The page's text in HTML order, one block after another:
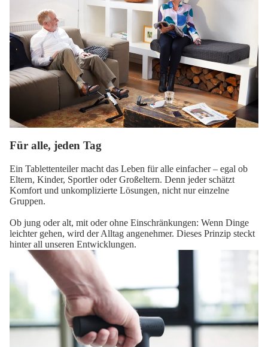
Für alle, jeden Tag
Ein Tablettenteiler macht das Leben für alle einfacher – egal ob
Eltern, Kinder, Sportler oder Großeltern. Denn jeder schätzt
Komfort und unkomplizierte Lösungen, nicht nur einzelne
Gruppen.
Ob jung oder alt, mit oder ohne Einschränkungen: Wenn Dinge
leichter gehen, wird der Alltag angenehmer. Dieses Prinzip steckt
hinter all unseren Entwicklungen.